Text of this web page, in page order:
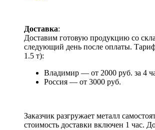
Доставка:
Доставим готовую продукцию со
следующий день после оплаты.
1.5 т):
Владимир — от 2000 руб. за 4
Россия — от 3000 руб.
Заказчик разгружает металл
стоимость доставки включен 1 час.